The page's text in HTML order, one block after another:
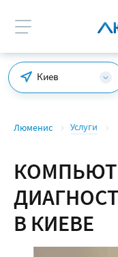
Киев
Люменис Услуги
В КИЕВЕ